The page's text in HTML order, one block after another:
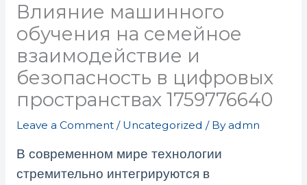
Влияние машинного
обучения на семейное
взаимодействие и
безопасность в цифровых
пространствах 1759776640
Leave a Comment / Uncategorized / Byadmn
В современном мире технологии
стремительно интегрируются в